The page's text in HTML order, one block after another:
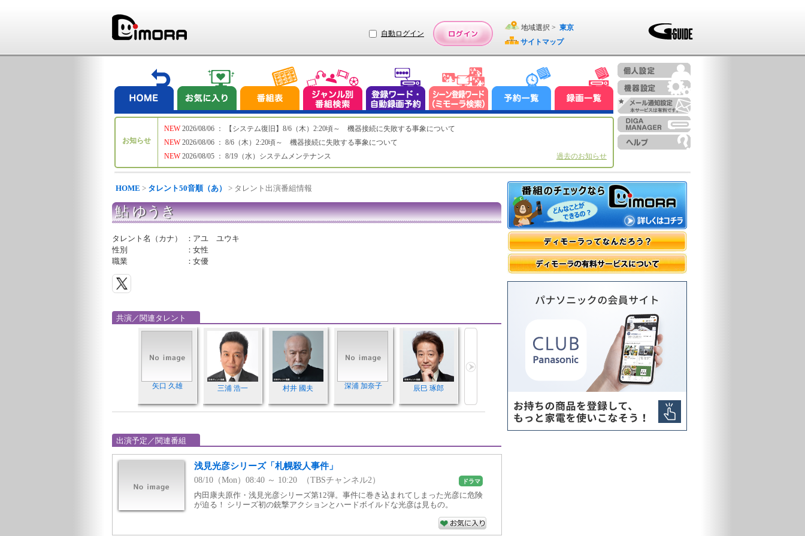
自動ログイン
地域選択 > 東京
サイトマップ
お知らせ
NEW
NEW
NEW
2026/08/06 ： 【システム復旧】8/6（木）2:20頃～ 機器接続に失敗する事象について
2026/08/06 ： 8/6（木）2:20頃～ 機器接続に失敗する事象について
2026/08/05 ： 8/19（水）システムメンテナンス
過去のお知らせ
HOME > タレント50音順（あ） > タレント出演番組情報
鮎 ゆうき
タレント名（カナ） ： アユ ユウキ
性別
：女性
職業
：女優
共演／関連タレント
矢口 久雄 三浦 浩一 村井 國夫 深浦 加奈子 辰巳 琢郎
出演予定／関連番組
浅見光彦シリーズ「札幌殺人事件」
08/10（Mon）08:40 ～ 10:20 （TBSチャンネル2） ドラマ
内田康夫原作・浅見光彦シリーズ第12弾。事件に巻き込まれてしまった光彦に危険
が迫る！ シリーズ初の銃撃アクションとハードボイルドな光彦は見もの。